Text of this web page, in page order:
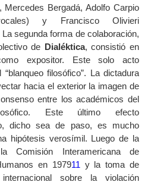
Mercedes Bergadá, Adolfo Carpio
y Francisco Olivieri
segunda forma de colaboración,
de Dialéktica, consistió en
expositor. Este solo acto
“blanqueo filosófico”. La dictadura
hacia el exterior la imagen de
entre los académicos del
Este último efecto
dicho sea de paso, es mucho
hipótesis verosímil. Luego de la
Comisión Interamericana de
en 197911 y la toma de
internacional sobre la violación